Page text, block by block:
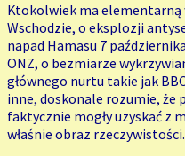
Ktokolwiek ma elementarną
Wschodzie, o eksplozji
napad Hamasu 7
ONZ, o bezmiarze
głównego nurtu takie jak
inne, doskonale rozumie, że
faktycznie mogły uzyskać z
właśnie obraz rzeczywistości.